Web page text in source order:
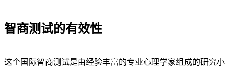
智商测试的有效性
这个国际智商测试是由经验丰富的专业心理学家组成的研究小